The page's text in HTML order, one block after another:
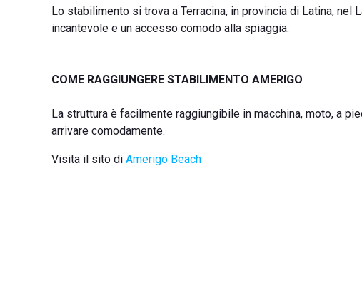
Lo stabilimento si trova a Terracina, in provincia di Latina,
incantevole e un accesso comodo alla spiaggia.
COME RAGGIUNGERE STABILIMENTO AMERIGO
La struttura è facilmente raggiungibile in macchina, moto, a
arrivare comodamente.
Visita il sito di Amerigo Beach